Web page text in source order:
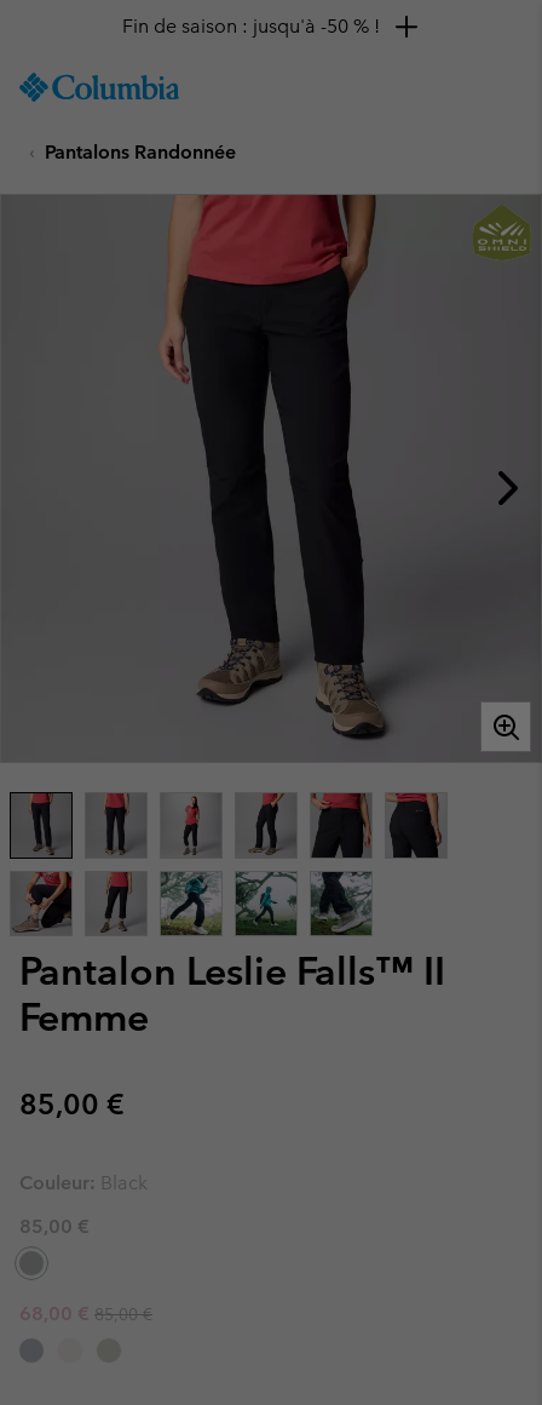
TO
SKIP
MAIN
Fin de saison : jusqu'à -50 % !
Pantalons Randonnée
Pantalon Leslie Falls™ II
Femme
Regular price:
85,00 €
Couleur: Black
85,00 €
Sale price:
68,00 € Regular price:
85,00 €